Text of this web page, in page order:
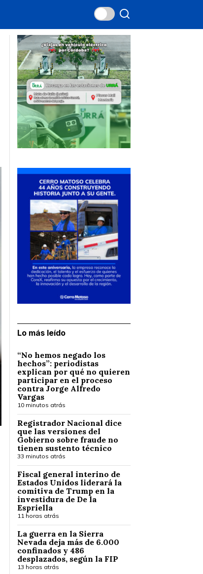
Lo más leído
“No hemos negado los
hechos”: periodistas
explican por qué no quieren
participar en el proceso
contra Jorge Alfredo
Vargas
10 minutos atrás
Registrador Nacional dice
que las versiones del
Gobierno sobre fraude no
tienen sustento técnico
33 minutos atrás
Fiscal general interino de
Estados Unidos liderará la
comitiva de Trump en la
investidura de De la
Espriella
11 horas atrás
La guerra en la Sierra
Nevada deja más de 6.000
confinados y 486
desplazados, según la FIP
13 horas atrás